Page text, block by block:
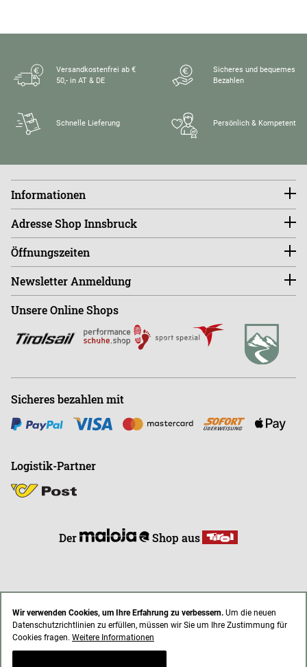
Wir verwenden Cookies, um Ihre Erfahrung zu verbessern. Um die neuen
Datenschutzrichtlinien zu erfüllen, müssen wir Sie um Ihre Zustimmung für
Cookies fragen. Weitere Informationen
Versandkostenfrei ab €
50,- in AT & DE
Sicheres und bequemes
Bezahlen
Schnelle Lieferung Persönlich & Kompetent
Adresse Shop Innsbruck
Andreas-Hofer-Straße 14
6020 Innsbruck, Austria
Shop+43 (0)664-88363270
Büro+43 (0)676-9408501
Öffnungszeiten
Sa - Mo ist der Shop GESCHLOSSEN!
Newsletter Anmeldung
Informationen
Größentabellen
FAQ
Widerruf
Versandkosten
Retourenportal
Unsere Online Shops
Sicheres bezahlen mit
Logistik-Partner
Der Shop aus
AGB Impressum Datenschutz
* Alle Preise inkl. gesetzl. Mehrwertsteuer zzgl. Versandkosten